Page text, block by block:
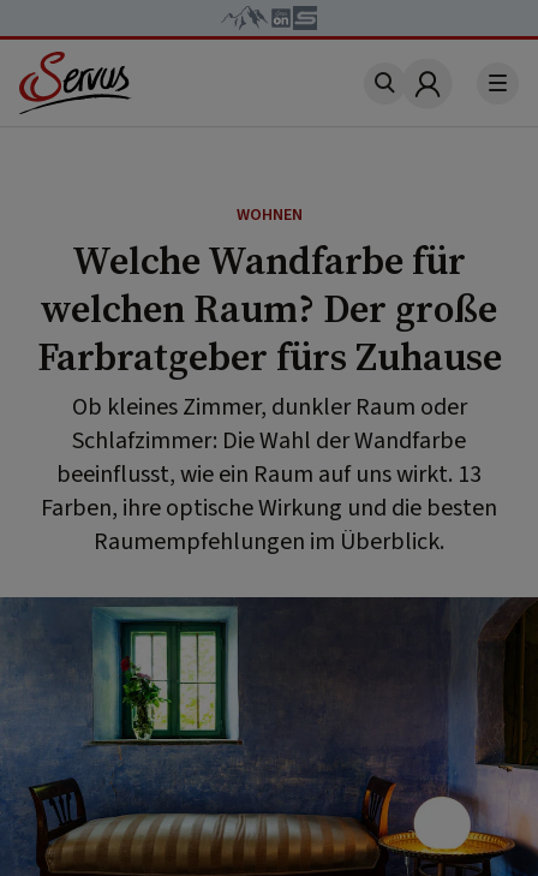
Account
WOHNEN
Welche Wandfarbe für
welchen Raum? Der große
Farbratgeber fürs Zuhause
Ob kleines Zimmer, dunkler Raum oder
Schlafzimmer: Die Wahl der Wandfarbe
beeinflusst, wie ein Raum auf uns wirkt. 13
Farben, ihre optische Wirkung und die besten
Raumempfehlungen im Überblick.